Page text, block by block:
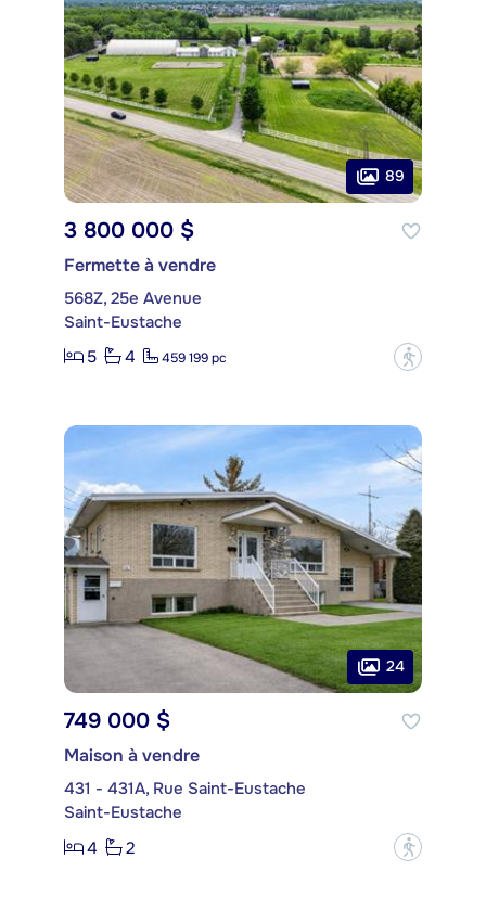
89
3 800 000 $
Fermette à vendre
568Z, 25e Avenue
Saint-Eustache
5
4 459 199 pc ?
24
749 000 $
Maison à vendre
431 - 431A, Rue Saint-Eustache
Saint-Eustache
4
2 ?